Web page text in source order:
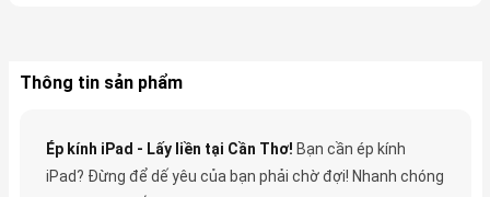
Thông tin sản phẩm
Ép kính iPad - Lấy liền tại Cần Thơ! Bạn cần ép kính
iPad? Đừng để dế yêu của bạn phải chờ đợi! Nhanh chóng